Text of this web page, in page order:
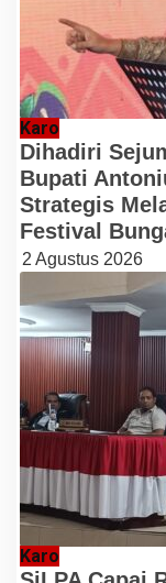
Karo
Dihadiri
Bupati
Strategis
Festival
2 Agustus 2026
Karo